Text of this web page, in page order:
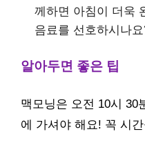
께하면 아침이 더욱
음료를 선호하시나요
알아두면 좋은 팁
맥모닝은 오전 10시 30
에 가셔야 해요! 꼭 시